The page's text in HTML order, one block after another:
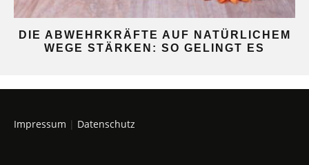
DIE ABWEHRKRÄFTE AUF NATÜRLICHEM
WEGE STÄRKEN: SO GELINGT ES
Impressum | Datenschutz